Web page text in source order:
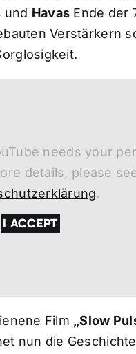
und Havas Ende der
Verstärkern
needs your
details, please
.
I ACCEPT
Film „Slow
nun die